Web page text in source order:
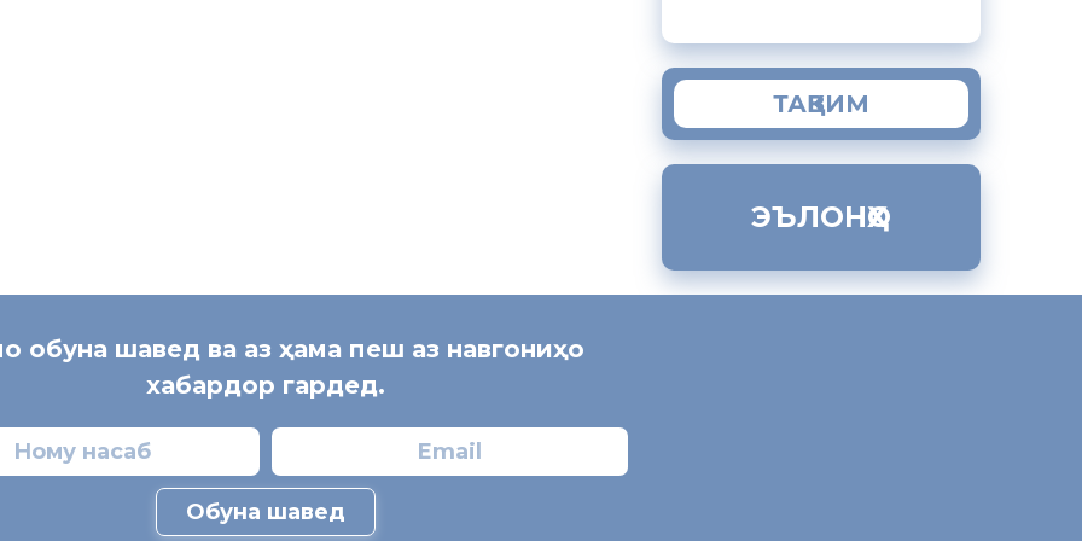
ТАҚВИМ
ЭЪЛОНҲО
обуна шавед ва аз ҳама пеш аз навгониҳо
хабардор гардед.
Обуна шавед